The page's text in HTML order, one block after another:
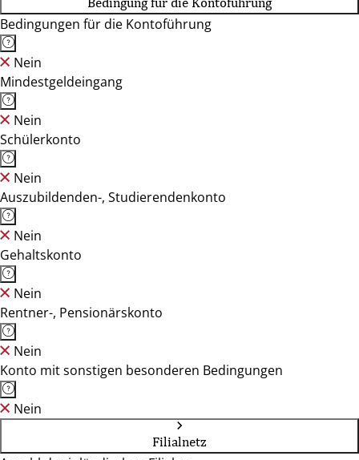
Bedingungen für die Kontoführung
Nein
Mindestgeldeingang
Nein
Schülerkonto
Nein
Auszubildenden-, Studierendenkonto
Nein
Gehaltskonto
Nein
Rentner-, Pensionärskonto
Nein
Konto mit sonstigen besonderen Bedingungen
Nein
Filialnetz